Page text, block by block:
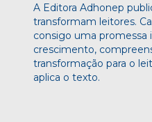
A Editora Adhonep
transformam leitores.
consigo uma promessa
crescimento,
transformação para o
aplica o texto.